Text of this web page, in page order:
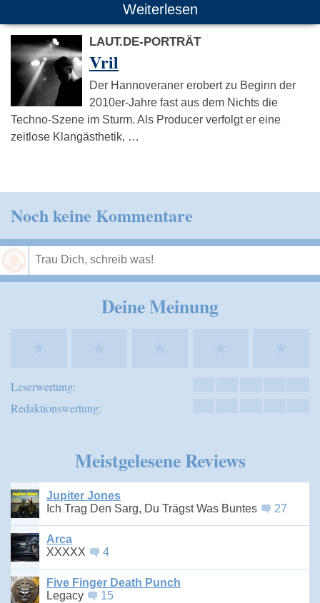
Weiterlesen
LAUT.DE-PORTRÄT
Vril
Der Hannoveraner erobert zu Beginn der
2010er-Jahre fast aus dem Nichts die
Techno-Szene im Sturm. Als Producer verfolgt er eine
zeitlose Klangästhetik, …
Noch keine Kommentare
Deine Meinung
Leserwertung:
Redaktionswertung:
Meistgelesene Reviews
Jupiter Jones
Ich Trag Den Sarg, Du Trägst Was Buntes
27
Arca
XXXXX
4
Five Finger Death Punch
Legacy
15